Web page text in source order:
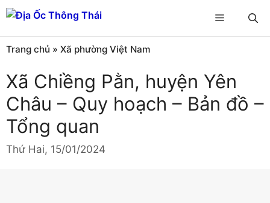
Chuyển
đến
nội
dung
Menu
Trang chủ » Xã phường Việt Nam
Xã Chiềng Pằn, huyện Yên
Châu – Quy hoạch – Bản đồ –
Tổng quan
Thứ Hai, 15/01/2024